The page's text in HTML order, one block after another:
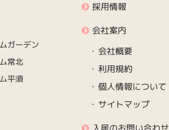
ガーデン
常北
平須
採用情報
会社案内
会社概要
利用規約
個人情報について
サイトマップ